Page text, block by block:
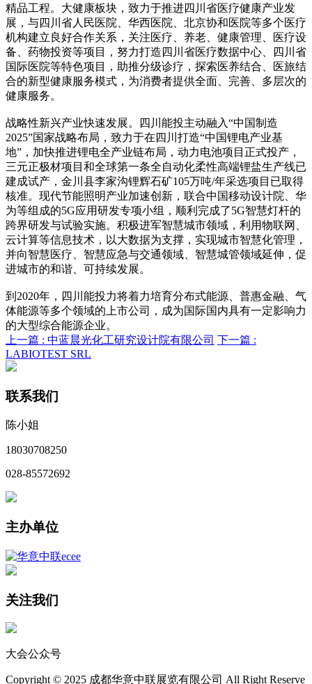
精品工程。大健康板块，致力于推进四川省医疗健康产业发
展，与四川省人民医院、华西医院、北京协和医院等多个医疗
机构建立良好合作关系，关注医疗、养老、健康管理、医疗设
备、药物投资等项目，努力打造四川省医疗数据中心、四川省
国际医院等特色项目，助推分级诊疗，探索医养结合、医旅结
合的新型健康服务模式，为消费者提供全面、完善、多层次的
健康服务。
战略性新兴产业快速发展。四川能投主动融入“中国制造
2025”国家战略布局，致力于在四川打造“中国锂电产业基
地”，加快推进锂电全产业链布局，动力电池项目正式投产，
三元正极材项目和全球第一条全自动化柔性高端锂盐生产线已
建成试产，金川县李家沟锂辉石矿105万吨/年采选项目已取得
核准。现代节能照明产业加速创新，联合中国移动设计院、华
为等组成的5G应用研发专项小组，顺利完成了5G智慧灯杆的
跨界研发与试验实施。积极进军智慧城市领域，利用物联网、
云计算等信息技术，以大数据为支撑，实现城市智慧化管理，
并向智慧医疗、智慧应急与交通领域、智慧城管领域延伸，促
进城市的和谐、可持续发展。
到2020年，四川能投力将着力培育分布式能源、普惠金融、气
体能源等多个领域的上市公司，成为国际国内具有一定影响力
的大型综合能源企业。
上一篇 : 中蓝晨光化工研究设计院有限公司 下一篇 :
LABIOTEST SRL
联系我们
陈小姐
18030708250
028-85572692
主办单位
关注我们
大会公众号
Copyright © 2025 成都华意中联展览有限公司 All Right Reserve